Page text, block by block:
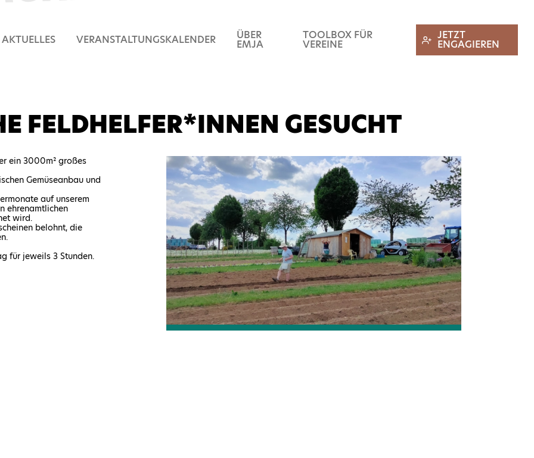
AKTUELLES VERANSTALTUNGSKALENDER ÜBER
EMJA
TOOLBOX FÜR
VEREINE
JETZT
ENGAGIEREN
FELDHELFER*INNEN GESUCHT
ein 3000m² großes
Gemüseanbau und
auf unserem
ehrenamtlichen
wird.
belohnt, die
für jeweils 3 Stunden.